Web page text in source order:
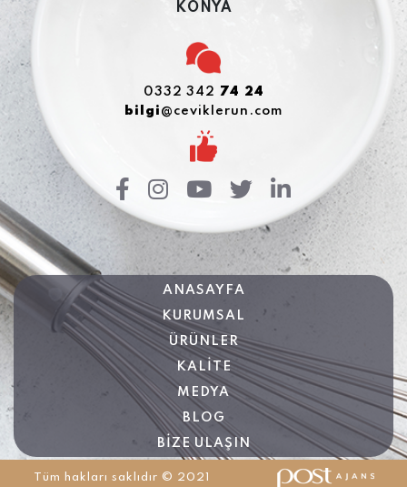
KONYA
0332 342 74 24
bilgi @ceviklerun.com
ANASAYFA
KURUMSAL
ÜRÜNLER
KALİTE
MEDYA
BLOG
BİZE ULAŞIN
Tüm hakları saklıdır © 2021